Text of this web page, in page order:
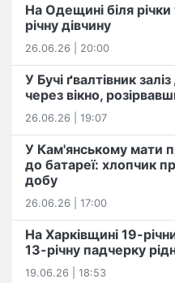
На Одещині біля
річну дівчину
26.06.26 | 20:00
У Бучі ґвалтівник
через вікно,
26.06.26 | 19:07
У Кам'янському мати
до батареї: хлопчик
добу
26.06.26 | 17:00
На Харківщині 19-
13-річну падчерку
19.06.26 | 18:53